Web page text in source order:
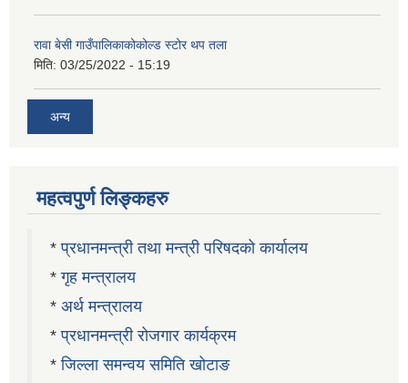
रावा बेसी गाउँपालिकाकोकोल्ड स्टोर थप तला
मिति: 03/25/2022 - 15:19
अन्य
महत्वपुर्ण लिङ्कहरु
*प्रधानमन्त्री तथा मन्त्री परिषदको कार्यालय
*गृह मन्त्रालय
* अर्थ मन्त्रालय
*प्रधानमन्त्री रोजगार कार्यक्रम
*जिल्ला समन्वय समिति खोटाङ